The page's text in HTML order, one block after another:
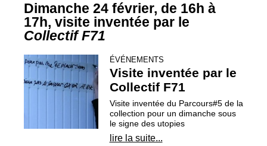
Dimanche 24 février, de 16h à
17h, visite inventée par le
Collectif F71
ÉVÉNEMENTS
Visite inventée par le
Collectif F71
Visite inventée du Parcours#5 de la
collection pour un dimanche sous
le signe des utopies
lire la suite...